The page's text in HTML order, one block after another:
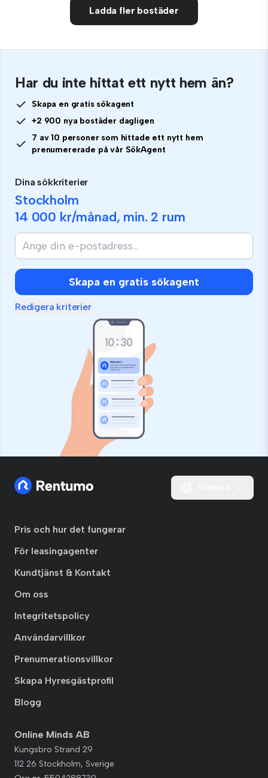
Ladda fler bostäder
Har du inte hittat ett nytt hem än?
Skapa en gratis sökagent
+2 900 nya bostäder dagligen
7 av 10 personer som hittade ett nytt hem
prenumererade på vår SökAgent
Dina sökkriterier
Stockholm
14 000 kr/månad, min. 2 rum
Skapa en gratis sökagent
Redigera kriterier
Pris och hur det fungerar
För leasingagenter
Kundtjänst & Kontakt
Om oss
Integritetspolicy
Användarvillkor
Prenumerationsvillkor
Skapa Hyresgästprofil
Blogg
Online Minds AB
Kungsbro Strand 29
112 26 Stockholm, Sverige